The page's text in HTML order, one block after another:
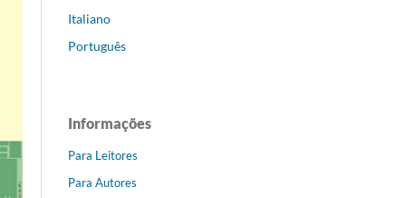
Italiano
Português
Informações
Para Leitores
Para Autores